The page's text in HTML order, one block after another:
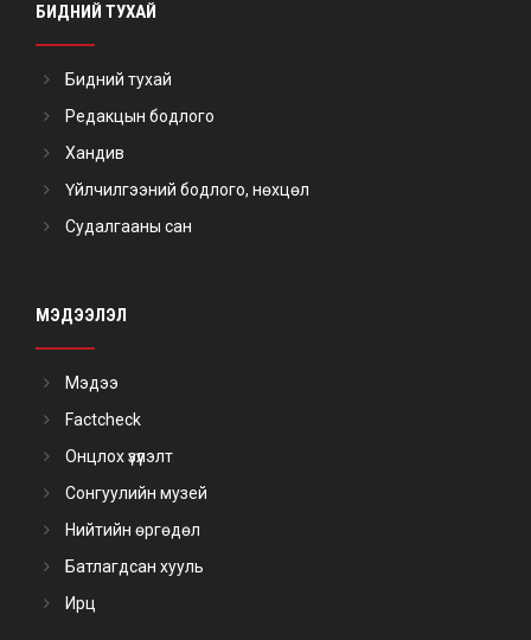
БИДНИЙ ТУХАЙ
Бидний тухай
Редакцын бодлого
Хандив
Үйлчилгээний бодлого, нөхцөл
Судалгааны сан
МЭДЭЭЛЭЛ
Мэдээ
Factcheck
Онцлох үзүүлэлт
Сонгуулийн музей
Нийтийн өргөдөл
Батлагдсан хууль
Ирц